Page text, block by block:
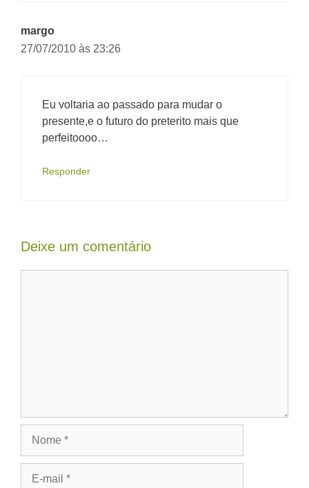
margo
27/07/2010 às 23:26
Eu voltaria ao passado para mudar o
presente,e o futuro do preterito mais que
perfeitoooo…
Responder
Deixe um comentário